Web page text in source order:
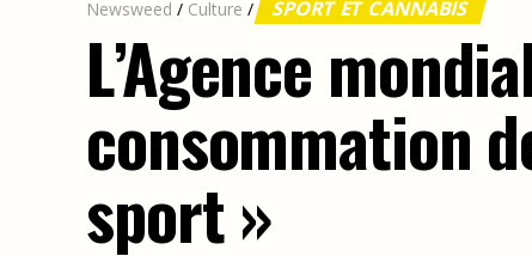
Newsweed / Culture / SPORT ET CANNABIS
L’Agence
consommation
sport »